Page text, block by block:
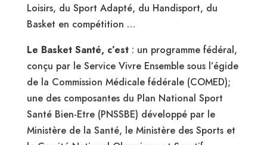
Loisirs, du Sport Adapté, du Handisport, du
Basket en compétition …
Le Basket Santé, c’est: un programme fédéral,
conçu par le Service Vivre Ensemble sous l’égide
de la Commission Médicale fédérale (COMED);
une des composantes du Plan National Sport
Santé Bien-Etre (PNSSBE) développé par le
Ministère de la Santé, le Ministère des Sports et